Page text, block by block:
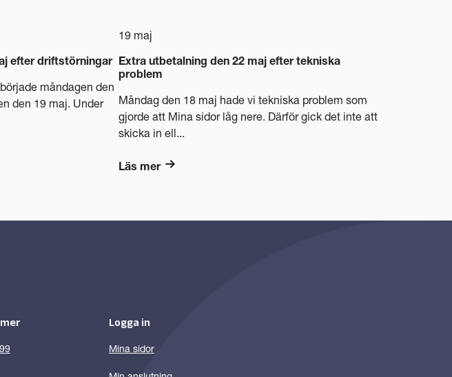
efter driftstörningar
måndagen den
den 19 maj. Under
19 maj
Extra utbetalning den 22 maj efter tekniska
problem
Måndag den 18 maj hade vi tekniska problem som
gjorde att Mina sidor låg nere. Därför gick det inte att
skicka in ell...
Läs mer
Logga in
Mina sidor